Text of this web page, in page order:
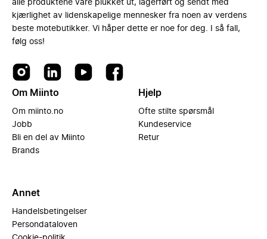
alle produktene våre plukket ut, lagerført og sendt med
kjærlighet av lidenskapelige mennesker fra noen av verdens
beste motebutikker. Vi håper dette er noe for deg. I så fall,
følg oss!
Om Miinto
Om miinto.no
Jobb
Bli en del av Miinto
Brands
Hjelp
Ofte stilte spørsmål
Kundeservice
Retur
Annet
Handelsbetingelser
Persondataloven